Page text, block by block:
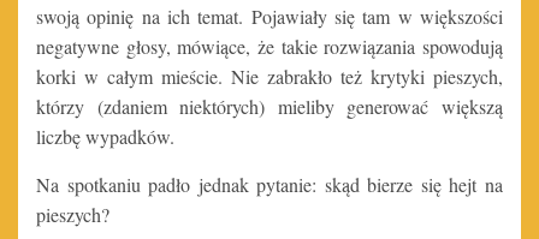
swoją opinię na ich temat. Pojawiały się tam w większości
negatywne głosy, mówiące, że takie rozwiązania spowodują
korki w całym mieście. Nie zabrakło też krytyki pieszych,
którzy (zdaniem niektórych) mieliby generować większą
liczbę wypadków.
Na spotkaniu padło jednak pytanie: skąd bierze się hejt na
pieszych?